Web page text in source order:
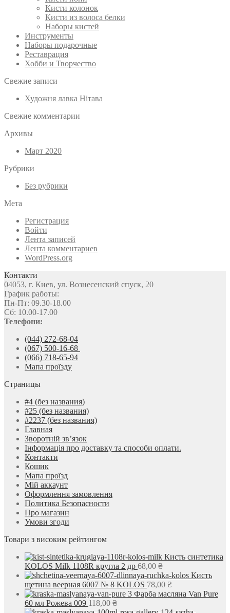
Кисти колонок
Кисти из волоса белки
Наборы кистей
Инструменты
Наборы подарочные
Реставрация
Хобби и Творчество
Свежие записи
Художня лавка Нітава
Свежие комментарии
Архивы
Март 2020
Рубрики
Без рубрики
Мета
Регистрация
Войти
Лента записей
Лента комментариев
WordPress.org
Контакти
04053, г. Киев, ул. Вознесенский спуск, 20
График работы:
Пн-Пт: 09.30-18.00
Сб: 10.00-17.00
Телефони:
(044) 272-68-04
(067) 500-16-68
(066) 718-65-94
Мапа проїзду
Страницы
#4 (без названия)
#25 (без названия)
#2237 (без названия)
Главная
Зворотній зв’язок
Інформація про доставку та способи оплати.
Контакти
Кошик
Мапа проїзд
Мій аккаунт
Оформлення замовлення
Политика Безопасности
Про магазин
Умови згоди
Товари з високим рейтингом
Кисть синтетика
KOLOS Milk 1108R кругла 2 др 68,00 ₴
Кисть
щетина веерная 6007 № 8 KOLOS 78,00 ₴
Фарба масляна Van Pure
60 мл Рожева 009 118,00 ₴